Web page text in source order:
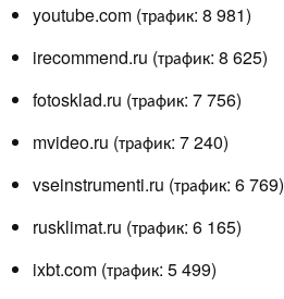
youtube.com (трафик: 8 981)
irecommend.ru (трафик: 8 625)
fotosklad.ru (трафик: 7 756)
mvideo.ru (трафик: 7 240)
vseinstrumenti.ru (трафик: 6 769)
rusklimat.ru (трафик: 6 165)
ixbt.com (трафик: 5 499)